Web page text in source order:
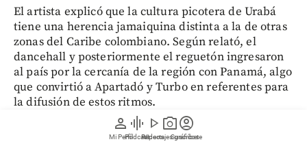
person
Mi Perfil
graphic_eq
Pódcast
play_arrow
Videos
photo_camera
Reportajes gráficos
account_circle
Suscríbete
El artista explicó que la cultura picotera de Urabá
tiene una herencia jamaiquina distinta a la de otras
zonas del Caribe colombiano. Según relató, el
dancehall y posteriormente el reguetón ingresaron
al país por la cercanía de la región con Panamá, algo
que convirtió a Apartadó y Turbo en referentes para
la difusión de estos ritmos.